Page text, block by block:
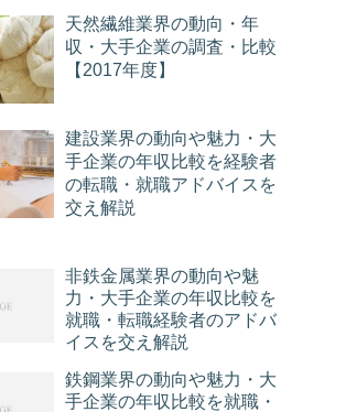
天然繊維業界の動向・年
収・大手企業の調査・比較
【2017年度】
建設業界の動向や魅力・大
手企業の年収比較を経験者
の転職・就職アドバイスを
交え解説
非鉄金属業界の動向や魅
力・大手企業の年収比較を
就職・転職経験者のアドバ
イスを交え解説
鉄鋼業界の動向や魅力・大
手企業の年収比較を就職・